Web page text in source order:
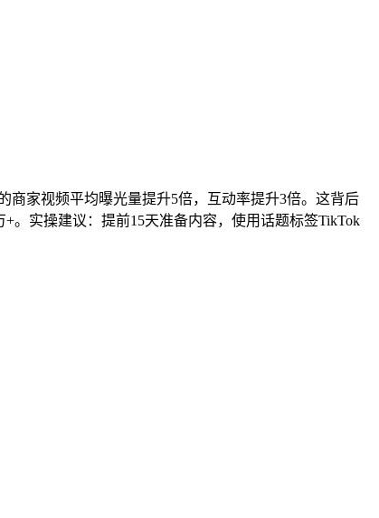
商家视频平均曝光量提升5倍，互动率提升3倍。这背后
。实操建议：提前15天准备内容，使用话题标签TikTok